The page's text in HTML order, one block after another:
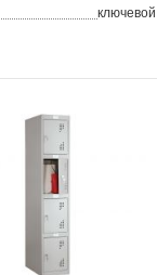
ключевой